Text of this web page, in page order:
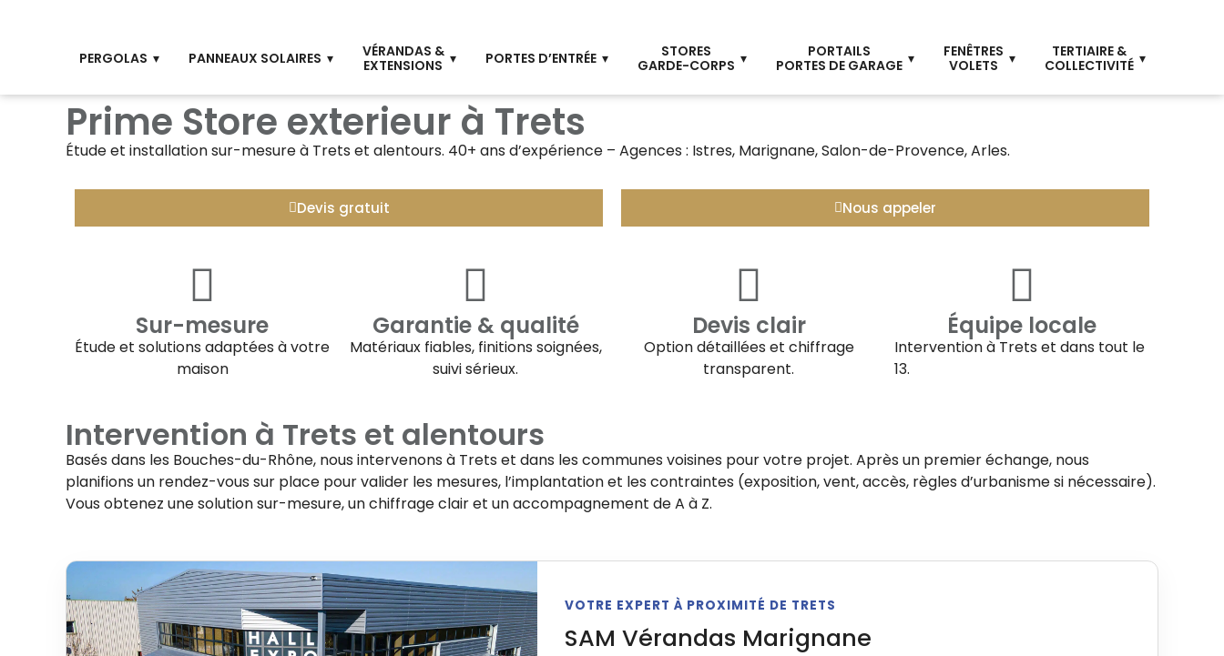
PERGOLAS PANNEAUX SOLAIRES
VÉRANDAS &
EXTENSIONS
PORTES D’ENTRÉE
STORES
GARDE-CORPS
PORTAILS
PORTES DE GARAGE
FENÊTRES
VOLETS
TERTIAIRE &
COLLECTIVITÉ
Prime Store exterieur à Trets
Étude et installation sur-mesure à Trets et alentours. 40+ ans d’expérience – Agences : Istres, Marignane, Salon-de-Provence, Arles.
Devis gratuit Nous appeler
Sur-mesure
Étude et solutions adaptées à votre
maison
Garantie & qualité
Matériaux fiables, finitions soignées,
suivi sérieux.
Devis clair
Option détaillées et chiffrage
transparent.
Équipe locale
Intervention à Trets et dans tout le
13.
Intervention à Trets et alentours
Basés dans les Bouches-du-Rhône, nous intervenons à Trets et dans les communes voisines pour votre projet. Après un premier échange, nous
planifions un rendez-vous sur place pour valider les mesures, l’implantation et les contraintes (exposition, vent, accès, règles d’urbanisme si nécessaire).
Vous obtenez une solution sur-mesure, un chiffrage clair et un accompagnement de A à Z.
VOTRE EXPERT À PROXIMITÉ DE TRETS
SAM Vérandas Marignane